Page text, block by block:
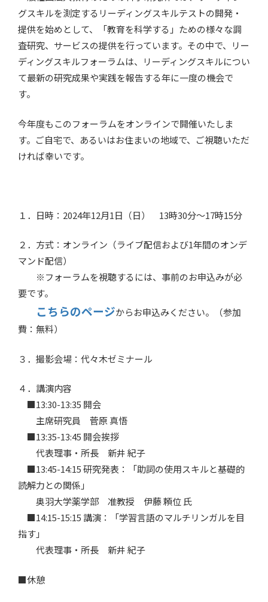
グスキルを測定するリーディングスキルテストの開発・
提供を始めとして、「教育を科学する」ための様々な調
査研究、サービスの提供を行っています。その中で、リー
ディングスキルフォーラムは、リーディングスキルについ
て最新の研究成果や実践を報告する年に一度の機会で
す。
今年度もこのフォーラムをオンラインで開催いたしま
す。ご自宅で、あるいはお住まいの地域で、ご視聴いただ
ければ幸いです。
１．日時：2024年12月1日（日） 13時30分～17時15分
２．方式：オンライン（ライブ配信および1年間のオンデ
マンド配信）
※フォーラムを視聴するには、事前のお申込みが必
要です。
こちらのページからお申込みください。（参加
費：無料）
３．撮影会場：代々木ゼミナール
４．講演内容
■13:30-13:35 開会
主席研究員 菅原 真悟
■13:35-13:45 開会挨拶
代表理事・所長 新井 紀子
■13:45-14:15 研究発表：「助詞の使用スキルと基礎的
読解力との関係」
奥羽大学薬学部 准教授 伊藤 頼位 氏
■14:15-15:15 講演：「学習言語のマルチリンガルを目
指す」
代表理事・所長 新井 紀子
■休憩